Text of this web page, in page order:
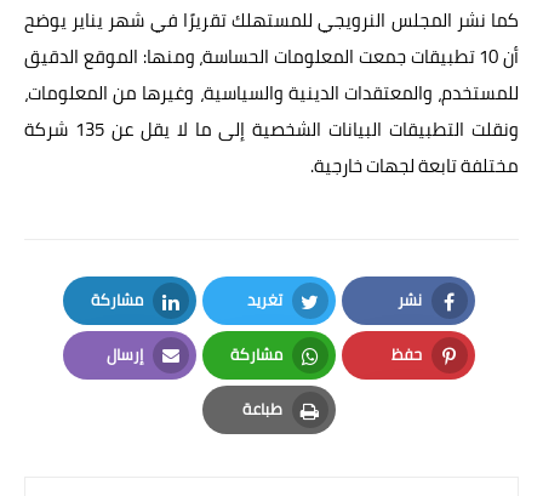
كما نشر المجلس النرويجي للمستهلك تقريرًا في شهر يناير يوضح
أن 10 تطبيقات جمعت المعلومات الحساسة، ومنها: الموقع الدقيق
للمستخدم، والمعتقدات الدينية والسياسية، وغيرها من المعلومات،
ونقلت التطبيقات البيانات الشخصية إلى ما لا يقل عن 135 شركة
مختلفة تابعة لجهات خارجية.
نشر
Facebook
تغريد
Twitter
مشاركة
LinkedIn
حفظ
Pinterest
مشاركة
Whatsapp
إرسال
Email
طباعة
Print